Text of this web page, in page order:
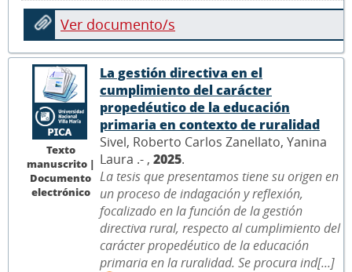
Ver documento/s
Texto
manuscrito |
Documento
electrónico
La gestión directiva en el
cumplimiento del carácter
propedéutico de la educación
primaria en contexto de ruralidad
Sivel, Roberto Carlos Zanellato, Yanina
Laura .- , 2025.
La tesis que presentamos tiene su origen en
un proceso de indagación y reflexión,
focalizado en la función de la gestión
directiva rural, respecto al cumplimiento del
carácter propedéutico de la educación
primaria en la ruralidad. Se procura ind[...]